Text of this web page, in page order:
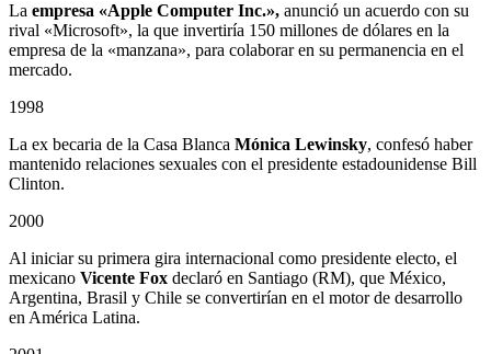
La empresa «Apple Computer Inc.», anunció un acuerdo con su
rival «Microsoft», la que invertiría 150 millones de dólares en la
empresa de la «manzana», para colaborar en su permanencia en el
mercado.
1998
La ex becaria de la Casa Blanca Mónica Lewinsky, confesó haber
mantenido relaciones sexuales con el presidente estadounidense Bill
Clinton.
2000
Al iniciar su primera gira internacional como presidente electo, el
mexicano Vicente Fox declaró en Santiago (RM), que México,
Argentina, Brasil y Chile se convertirían en el motor de desarrollo
en América Latina.